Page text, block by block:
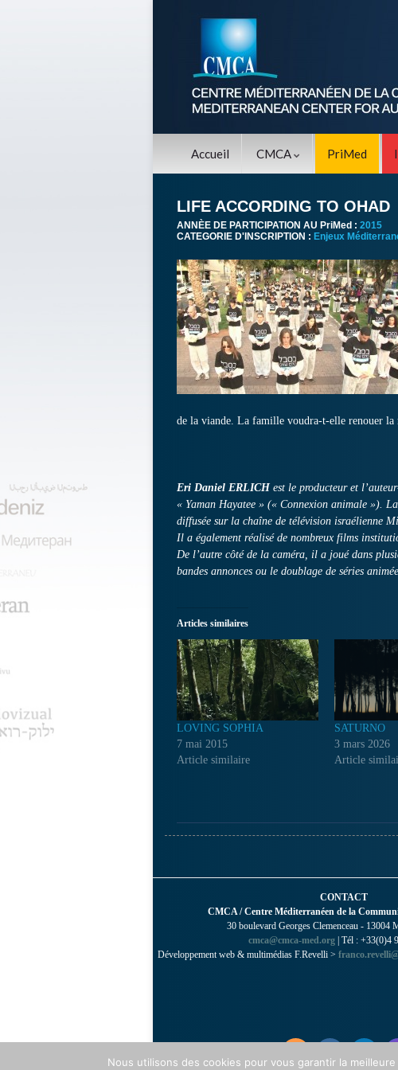
Accueil CMCA PriMed
LIFE ACCORDING TO OHAD
ANNÈE DE PARTICIPATION AU PriMed : 2015
CATEGORIE D'INSCRIPTION : Enjeux
de la viande. La famille voudra-t-elle renouer la
Eri Daniel ERLICHest le producteur et
« Yaman Hayatee » (« Connexion animale »).
diffusée sur la chaîne de télévision israélienne
Il a également réalisé de nombreux films
De l’autre côté de la caméra, il a joué dans
bandes annonces ou le doublage de séries
Articles similaires
LOVING SOPHIA
7 mai 2015
Article similaire
SATURNO
3 mars 2026
Article
CONTACT
CMCA / Centre Méditerranéen de la
30 boulevard Georges Clemenceau - 13004
cmca@cmca-med.org | Tél : +33(0)4
Développement web & multimédias F.Revelli >
Nous utilisons des cookies pour vous garantir la